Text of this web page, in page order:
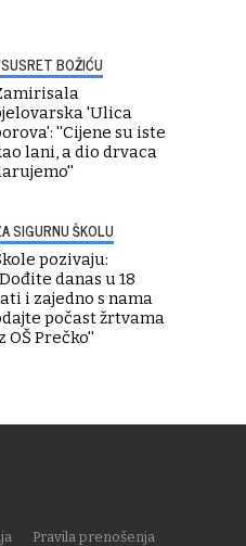
BOŽIĆU
'Ulica
''Cijene su iste
lani, a dio drvaca
SIGURNU ŠKOLU
pozivaju:
danas u 18
i zajedno s nama
počast žrtvama
OŠ Prečko''
Pravila prenošenja